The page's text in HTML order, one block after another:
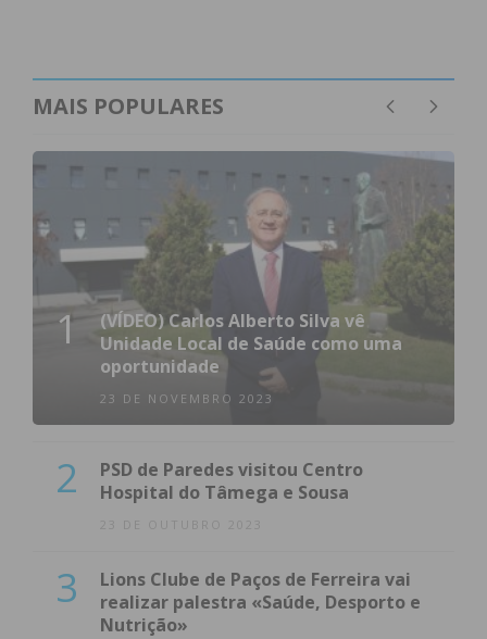
MAIS POPULARES
1
(VÍDEO) Carlos Alberto Silva vê
Unidade Local de Saúde como uma
oportunidade
23 DE NOVEMBRO 2023
2
PSD de Paredes visitou Centro
Hospital do Tâmega e Sousa
23 DE OUTUBRO 2023
3
Lions Clube de Paços de Ferreira vai
realizar palestra «Saúde, Desporto e
Nutrição»